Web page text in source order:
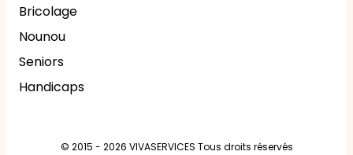
Bricolage
Nounou
Seniors
Handicaps
© 2015 - 2026 VIVASERVICES Tous droits réservés